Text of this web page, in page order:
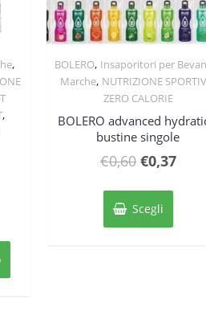
,
,
Quick View
BOLERO, Insaporitori per
Marche, NUTRIZIONE
ZERO CALORIE
BOLERO advanced
bustine singole
€0,60 Il
originale
era:
€0,37Il
Scegli